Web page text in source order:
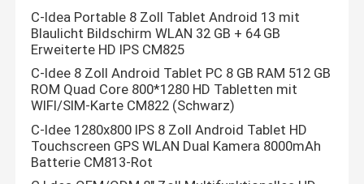
Qualitätskontrolle
Kontakt
Nachrichten
C-Idea Portable 8 Zoll Tablet Android 13 mit
Blaulicht Bildschirm WLAN 32 GB + 64 GB
Erweiterte HD IPS CM825
C-Idee 8 Zoll Android Tablet PC 8 GB RAM 512 GB
ROM Quad Core 800*1280 HD Tabletten mit
WIFI/SIM-Karte CM822 (Schwarz)
C-Idee 1280x800 IPS 8 Zoll Android Tablet HD
Touchscreen GPS WLAN Dual Kamera 8000mAh
Batterie CM813-Rot